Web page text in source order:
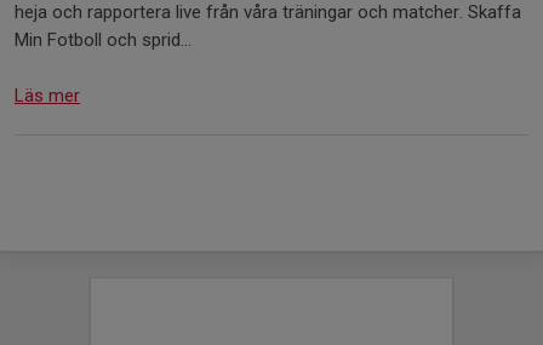
heja och rapportera live från våra träningar och matcher. Skaffa
Min Fotboll och sprid...
Läs mer